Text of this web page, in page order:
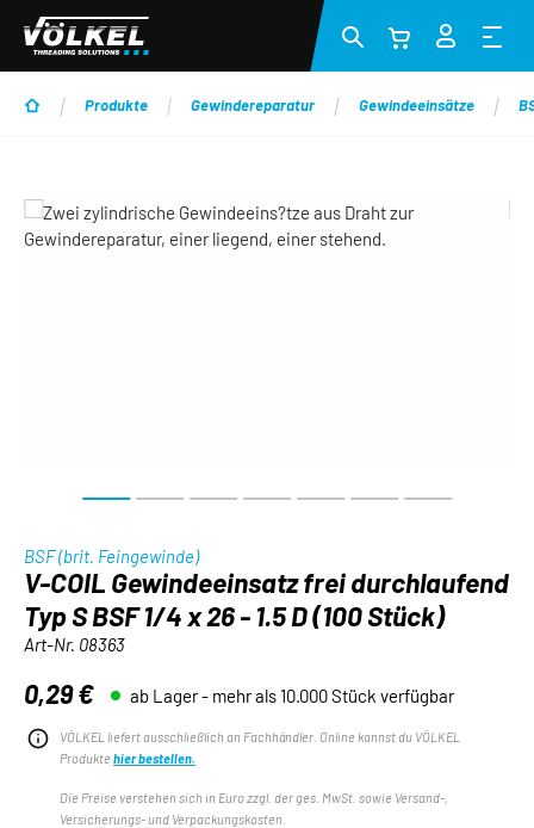
Zum Hauptinhalt springen
Produkte Gewindereparatur Gewindeeinsätze
Bildergalerie überspringen
BSF (brit. Feingewinde)
V-COIL Gewindeeinsatz frei durchlaufend
Typ S BSF 1/4 x 26 - 1.5 D (100 Stück)
Art-Nr. 08363
Regulärer Preis:
0,29 € ab Lager - mehr als 10.000 Stück verfügbar
VÖLKEL liefert ausschließlich an Fachhändler. Online kannst du VÖLKEL
Produkte hier bestellen.
Die Preise verstehen sich in Euro zzgl. der ges. MwSt. sowie Versand-,
Versicherungs- und Verpackungskosten.